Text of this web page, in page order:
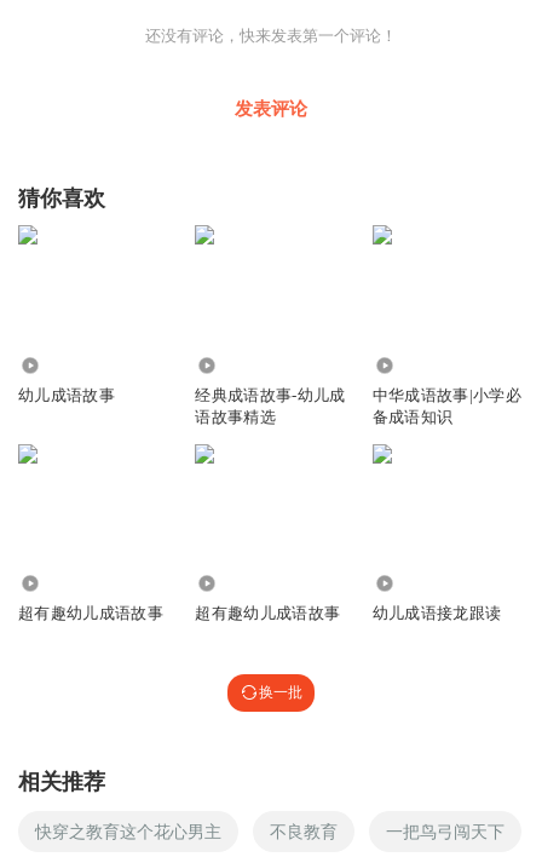
还没有评论，快来发表第一个评论！
发表评论
猜你喜欢
幼儿成语故事
经典成语故事-幼儿成
语故事精选
中华成语故事|小学必
备成语知识
超有趣幼儿成语故事 超有趣幼儿成语故事 幼儿成语接龙跟读
换一批
相关推荐
快穿之教育这个花心男主 不良教育 一把鸟弓闯天下